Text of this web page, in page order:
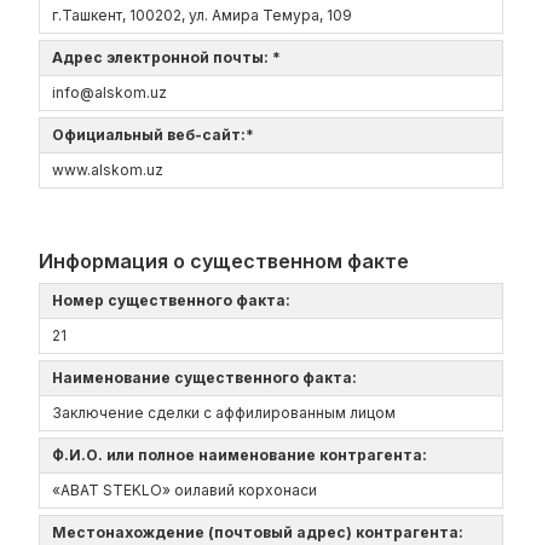
г.Ташкент, 100202, ул. Амира Темура, 109
Адрес электронной почты: *
info@alskom.uz
Официальный веб-сайт:*
www.alskom.uz
Информация о существенном факте
Номер существенного факта:
21
Наименование существенного факта:
Заключение сделки с аффилированным лицом
Ф.И.О. или полное наименование контрагента:
«ABAT STEKLO» оилавий корхонаси
Местонахождение (почтовый адрес) контрагента: